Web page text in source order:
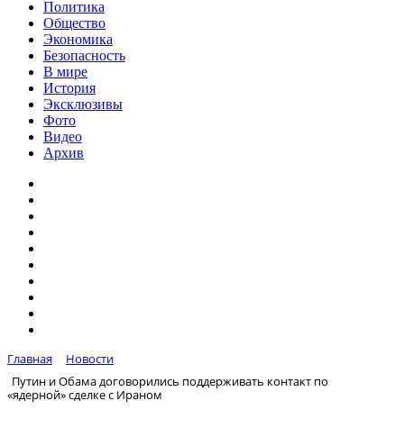
Политика
Общество
Экономика
Безопасность
В мире
История
Эксклюзивы
Фото
Видео
Архив
Главная
Новости
Путин и Обама договорились поддерживать контакт по
«ядерной» сделке с Ираном